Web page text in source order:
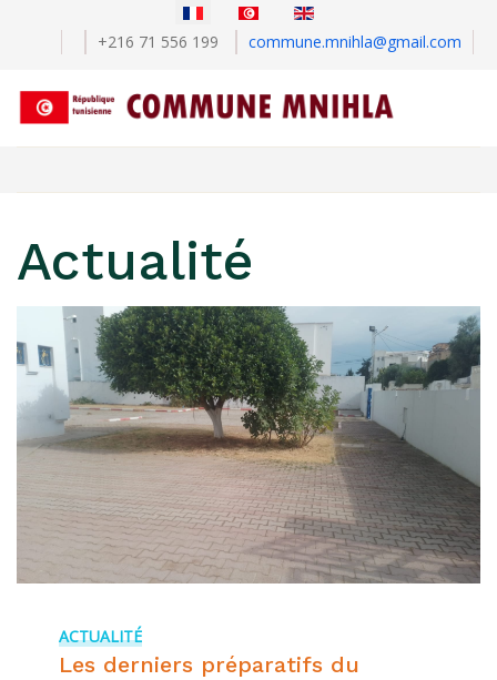
Sélectionnez votre langue
+216 71 556 199
commune.mnihla@gmail.com
Actualité
ACTUALITÉ
Les derniers préparatifs du